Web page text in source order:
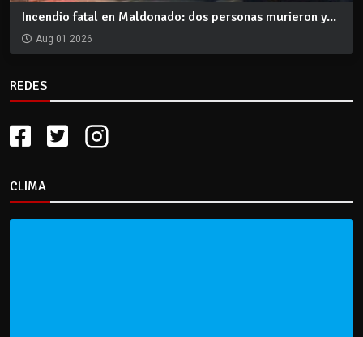
Incendio fatal en Maldonado: dos personas murieron y...
Aug 01 2026
REDES
CLIMA